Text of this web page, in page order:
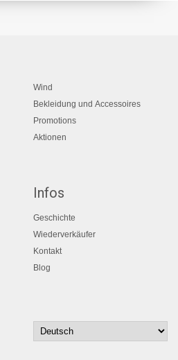
Wind
Bekleidung und Accessoires
Promotions
Aktionen
Infos
Geschichte
Wiederverkäufer
Kontakt
Blog